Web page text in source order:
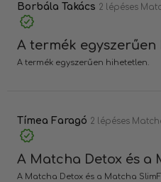
Borbála Takács 2 lépéses
A termék egyszerűen
A termék egyszerűen hihetetlen.
Tímea Faragó 2 lépéses
A Matcha Detox és a
A Matcha Detox és a Matcha